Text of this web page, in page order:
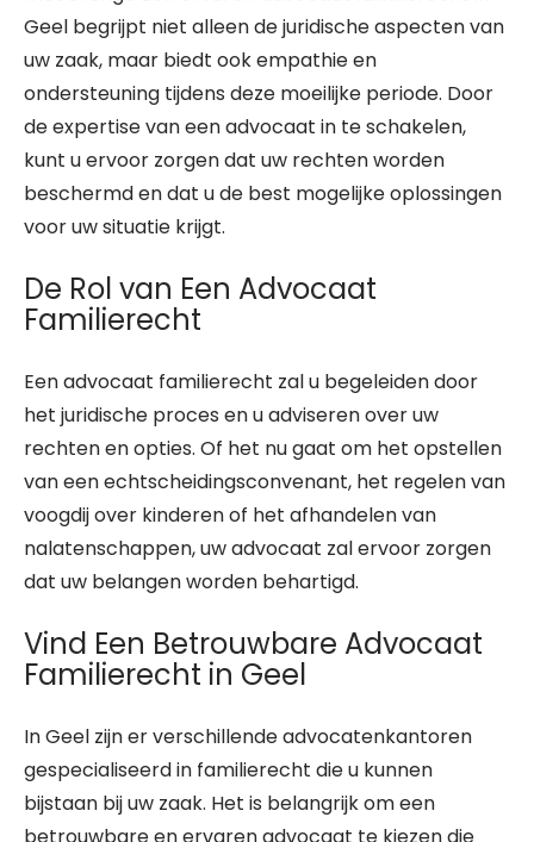
Geel begrijpt niet alleen de juridische aspecten van
uw zaak, maar biedt ook empathie en
ondersteuning tijdens deze moeilijke periode. Door
de expertise van een advocaat in te schakelen,
kunt u ervoor zorgen dat uw rechten worden
beschermd en dat u de best mogelijke oplossingen
voor uw situatie krijgt.
De Rol van Een Advocaat
Familierecht
Een advocaat familierecht zal u begeleiden door
het juridische proces en u adviseren over uw
rechten en opties. Of het nu gaat om het opstellen
van een echtscheidingsconvenant, het regelen van
voogdij over kinderen of het afhandelen van
nalatenschappen, uw advocaat zal ervoor zorgen
dat uw belangen worden behartigd.
Vind Een Betrouwbare Advocaat
Familierecht in Geel
In Geel zijn er verschillende advocatenkantoren
gespecialiseerd in familierecht die u kunnen
bijstaan bij uw zaak. Het is belangrijk om een